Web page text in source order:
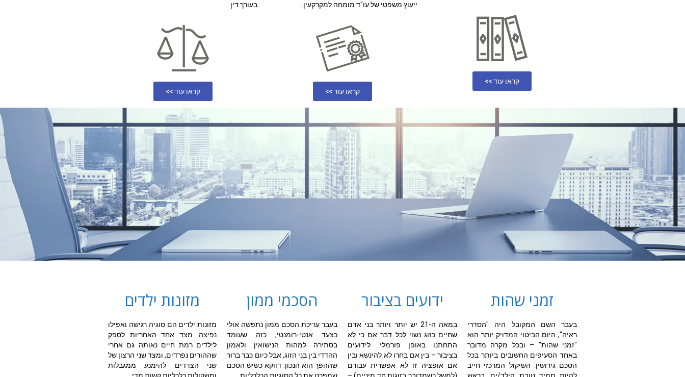
קראו עוד >>
ייעוץ משפטי של עו"ד מומחה למקרקעין.
קראו עוד >>
בעורך דין .
קראו עוד >>
זמני שהות
בעבר השם המקובל היה "הסדרי
ראיה", היום הביטוי המדויק יותר הוא
"זמני שהות" – ובכל מקרה מדובר
באחד הסעיפים החשובים ביותר בכל
הסכם גירושין. השיקול המרכזי חייב
ידועים בציבור
במאה ה-21 יש יותר ויותר בני אדם
שחיים כזוג נשוי לכל דבר אם כי לא
התחתנו באופן פורמלי. לידועים
בציבור – בין אם בחרו לא להינשא ובין
אם אופציה זו לא אפשרית עבורם
הסכמי ממון
בעבר עריכת הסכם ממון נתפשה אולי
כצעד אנטי-רומנטי, כזה שעומד
בסתירה למהות הנישואין ולאמון
ההדדי בין בני הזוג, אבל כיום כבר ברור
שההפך הוא הנכון: דווקא כשיש הסכם
מזונות ילדים
מזונות ילדים הם סוגיה רגישה ואפילו
נפיצה. מצד אחד האחריות לספק
לילדים רמת חיים נאותה גם אחרי
שההורים נפרדים, ומצד שני הרצון של
שני הצדדים להימנע ממגבלות